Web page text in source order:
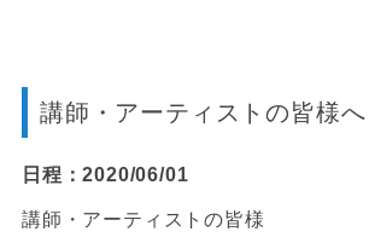
講師・アーティストの皆様へ
日程：2020/06/01
講師・アーティストの皆様